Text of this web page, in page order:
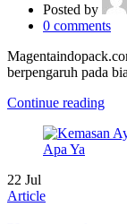
Posted by
0 comments
berpengaruh pada
Continue reading
22 Jul
Article